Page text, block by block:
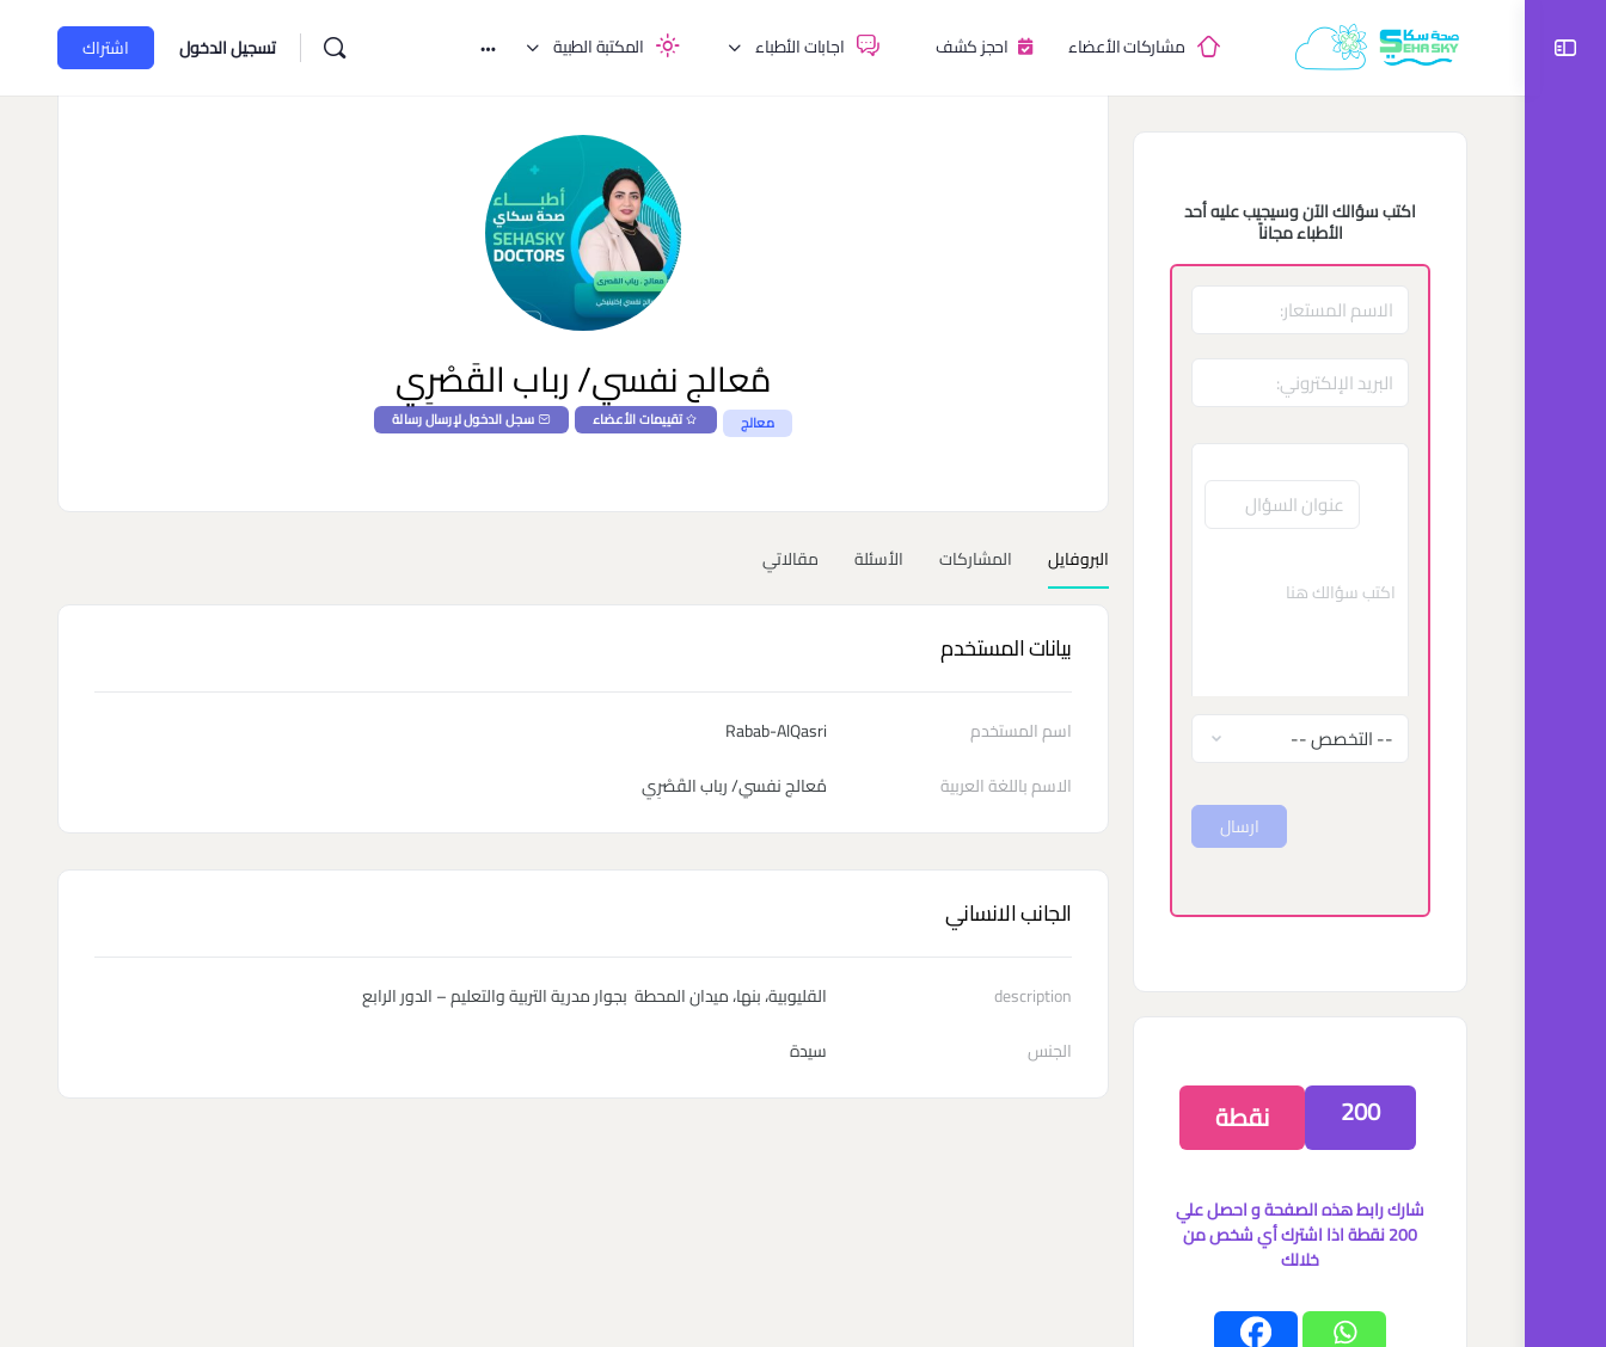
مشاركات الأعضاء احجز كشف اجابات الأطباء المكتبة الطبية تسجيل الدخول اشتراك
مُعالج نفسي/ رباب القَصْرِي
معالج تقييمات الأعضاء سجل الدخول لإرسال رسالة
البروفايل المشاركات الأسئلة مقالاتي
بيانات المستخدم
اسم المستخدم
Rabab-AlQasri
الاسم باللغة العربية
مُعالج نفسي/ رباب القَصْرِي
الجانب الانساني
description
القليوبية، بنها، ميدان المحطة بجوار مدرية التربية والتعليم – الدور الرابع
الجنس
سيدة
اكتب سؤالك الآن وسيجيب عليه أحد
الأطباء مجاناً
ارسال
200 نقطة
شارك رابط هذه الصفحة و احصل علي
200 نقطة اذا اشترك أي شخص من
خلالك